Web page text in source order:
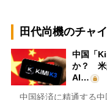
田代尚機のチャ
中国「
か？ 米
AI…
中国経済に精通する中